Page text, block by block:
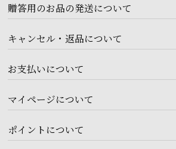
贈答用のお品の発送について
キャンセル・返品について
お支払いについて
マイページについて
ポイントについて